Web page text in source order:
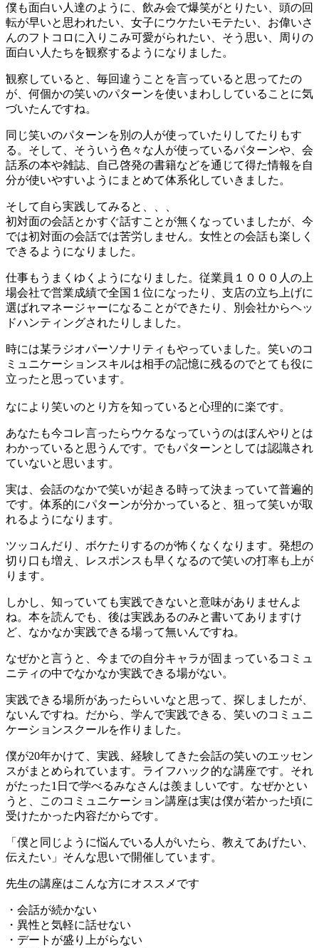
僕も面白い人達のように、飲み会で爆笑がとりたい、頭の回
転が早いと思われたい、女子にウケたいモテたい、お偉いさ
んのフトコロに入りこみ可愛がられたい、そう思い、周りの
面白い人たちを観察するようになりました。
観察していると、毎回違うことを言っていると思ってたの
が、何個かの笑いのパターンを使いまわししていることに気
づいたんですね。
同じ笑いのパターンを別の人が使っていたりしてたりもす
る。そして、そういう色々な人が使っているパターンや、会
話系の本や雑誌、自己啓発の書籍などを通じて得た情報を自
分が使いやすいようにまとめて体系化していきました。
そして自ら実践してみると、、、
初対面の会話とかすぐ話すことが無くなっていましたが、今
では初対面の会話では苦労しません。女性との会話も楽しく
できるようになりました。
仕事もうまくゆくようになりました。従業員１０００人の上
場会社で営業成績で全国１位になったり、支店の立ち上げに
選ばれマネージャーになることができたり、別会社からヘッ
ドハンティングされたりしました。
時には某ラジオパーソナリティもやっていました。笑いのコ
ミュニケーションスキルは相手の記憶に残るのでとても役に
立ったと思っています。
なにより笑いのとり方を知っていると心理的に楽です。
あなたも今コレ言ったらウケるなっていうのはぼんやりとは
わかっていると思うんです。でもパターンとしては認識され
ていないと思います。
実は、会話のなかで笑いが起きる時って決まっていて普遍的
です。体系的にパターンが分かっていると、狙って笑いが取
れるようになります。
ツッコんだり、ボケたりするのが怖くなくなります。発想の
切り口も増え、レスポンスも早くなるので笑いの打率も上が
ります。
しかし、知っていても実践できないと意味がありませんよ
ね。本を読んでも、後は実践あるのみと書いてありますけ
ど、なかなか実践できる場って無いんですね。
なぜかと言うと、今までの自分キャラが固まっているコミュ
ニティの中でなかなか実践できる場がない。
実践できる場所があったらいいなと思って、探しましたが、
ないんですね。だから、学んで実践できる、笑いのコミュニ
ケーションスクールを作りました。
僕が20年かけて、実践、経験してきた会話の笑いのエッセン
スがまとめられています。ライフハック的な講座です。それ
がたった1日で学べるみなさんは羨ましいです。なぜかとい
うと、このコミュニケーション講座は実は僕が若かった頃に
受けたかった内容だからです。
「僕と同じように悩んでいる人がいたら、教えてあげたい、
伝えたい」そんな思いで開催しています。
先生の講座はこんな方にオススメです
・会話が続かない
・異性と気軽に話せない
・デートが盛り上がらない